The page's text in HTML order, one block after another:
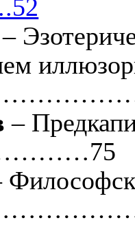
–
–